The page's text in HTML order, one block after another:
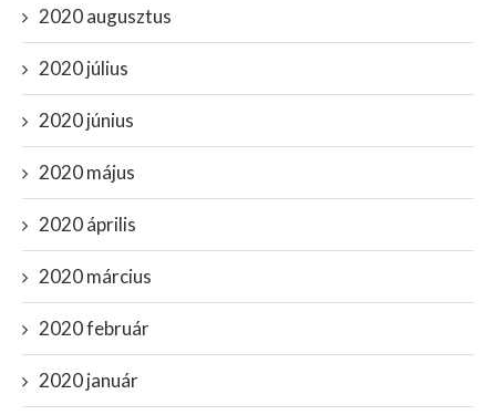
2020 augusztus
2020 július
2020 június
2020 május
2020 április
2020 március
2020 február
2020 január